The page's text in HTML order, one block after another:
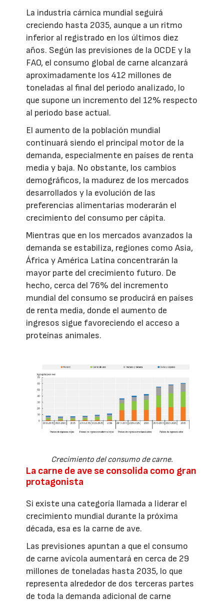
La industria cárnica mundial seguirá
creciendo hasta 2035, aunque a un ritmo
inferior al registrado en los últimos diez
años. Según las previsiones de la OCDE y la
FAO, el consumo global de carne alcanzará
aproximadamente los 412 millones de
toneladas al final del periodo analizado, lo
que supone un incremento del 12% respecto
al periodo base actual.
El aumento de la población mundial
continuará siendo el principal motor de la
demanda, especialmente en países de renta
media y baja. No obstante, los cambios
demográficos, la madurez de los mercados
desarrollados y la evolución de las
preferencias alimentarias moderarán el
crecimiento del consumo per cápita.
Mientras que en los mercados avanzados la
demanda se estabiliza, regiones como Asia,
África y América Latina concentrarán la
mayor parte del crecimiento futuro. De
hecho, cerca del 76% del incremento
mundial del consumo se producirá en países
de renta media, donde el aumento de
ingresos sigue favoreciendo el acceso a
proteínas animales.
Crecimiento del consumo de carne.
La carne de ave se consolida como gran
protagonista
Si existe una categoría llamada a liderar el
crecimiento mundial durante la próxima
década, esa es la carne de ave.
Las previsiones apuntan a que el consumo
de carne avícola aumentará en cerca de 29
millones de toneladas hasta 2035, lo que
representa alrededor de dos terceras partes
de toda la demanda adicional de carne